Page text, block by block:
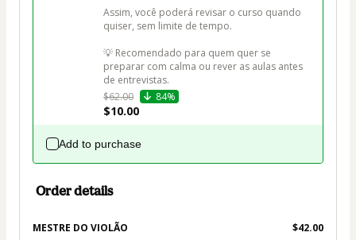
Assim, você poderá revisar o curso quando
quiser, sem limite de tempo.
💡 Recomendado para quem quer se
preparar com calma ou rever as aulas antes
de entrevistas.
$62.00
84%
$10.00
Add to purchase
Order details
MESTRE DO VIOLÃO $42.00